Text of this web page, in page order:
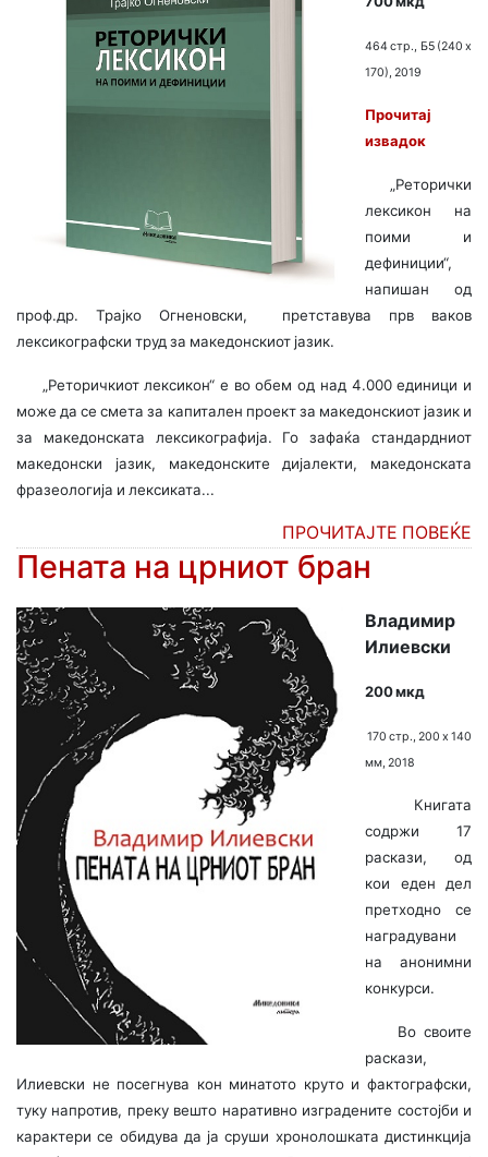
464 стр., Б5 (240 х
170), 2019
Прочитај
извадок
„Реторички
лексикон на
поими и
дефиниции“,
напишан од
проф.др. Трајко Огненовски, претставува прв ваков
лексикографски труд за македонскиот јазик.
„Реторичкиот лексикон“ е во обем од над 4.000 единици и
може да се смета за капитален проект за македонскиот јазик и
за македонската лексикографија. Го зафаќа стандардниот
македонски јазик, македонските дијалекти, македонската
фразеологија и лексиката...
ПРОЧИТАЈТЕ ПОВЕЌЕ
Пената на црниот бран
Владимир
Илиевски
200 мкд
170 стр., 200 х 140
мм, 2018
Книгата
содржи 17
раскази, од
кои еден дел
претходно се
наградувани
на анонимни
конкурси.
Во своите
раскази,
Илиевски не посегнува кон минатото круто и фактографски,
туку напротив, преку вешто наративно изградените состојби и
карактери се обидува да ја сруши хронолошката дистинкција